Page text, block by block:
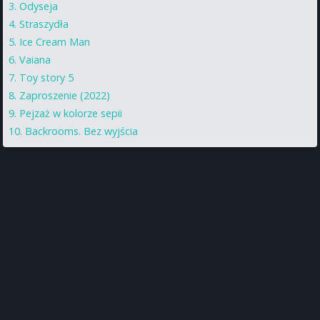
Odyseja
Straszydła
Ice Cream Man
Vaiana
Toy story 5
Zaproszenie (2022)
Pejzaż w kolorze sepii
Backrooms. Bez wyjścia